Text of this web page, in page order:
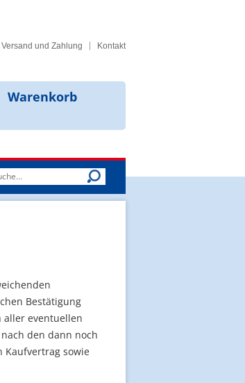
Versand und Zahlung Kontakt
Warenkorb
Bestätigung
aller eventuellen
den dann noch
Kaufvertrag sowie